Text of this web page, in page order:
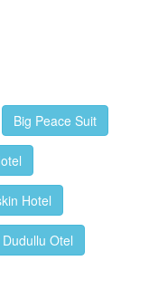
Big Peace Suit
Hotel
Otel